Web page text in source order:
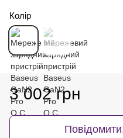
Колір
3 002 грн